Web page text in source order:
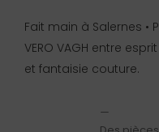
Fait main à Salernes •
VERO VAGH entre
et fantaisie couture.
—